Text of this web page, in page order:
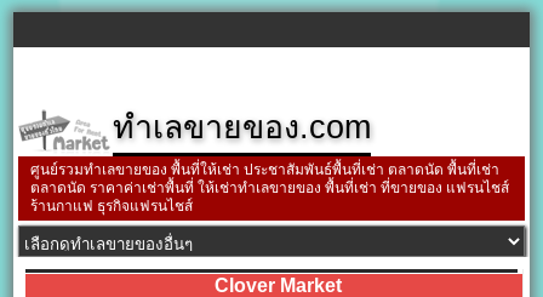
ทำเลขายของ.com
ศูนย์รวมทำเลขายของ พื้นที่ให้เช่า ประชาสัมพันธ์พื้นที่เช่า ตลาดนัด พื้นที่เช่า
ตลาดนัด ราคาค่าเช่าพื้นที่ ให้เช่าทำเลขายของ พื้นที่เช่า ที่ขายของ แฟรนไชส์
ร้านกาแฟ ธุรกิจแฟรนไชส์
Clover Market